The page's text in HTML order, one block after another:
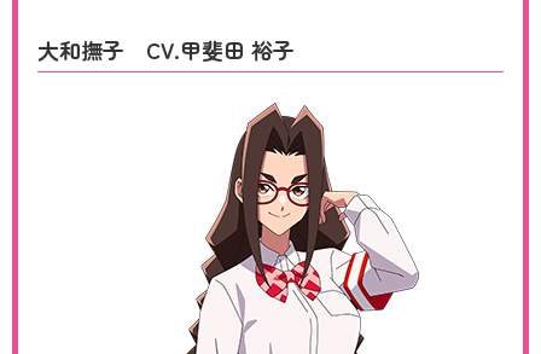
COMIC
大和撫子 CV.甲斐田 裕子